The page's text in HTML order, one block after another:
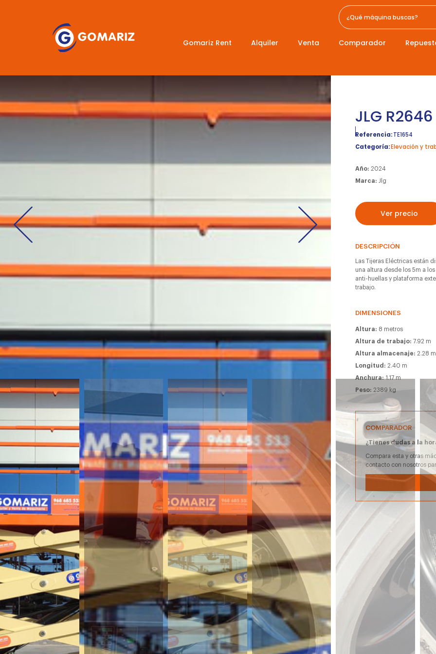
Gomariz Rent Alquiler Venta Comparador
JLG R2646
Referencia:TE1654
Categoría:Elevación y
Año:2024
Marca:Jlg
Ver precio
DESCRIPCIÓN
Las Tijeras Eléctricas están
una altura desde los 5m a
anti-huellas y plataforma
trabajo.
DIMENSIONES
Altura: 8 metros
Altura de trabajo: 7.92 m
Altura almacenaje:2.28 m
Longitud:2.40 m
Anchura:1.17 m
Peso:2389 kg
COMPARADOR
¿Tienes dudas a la
Compara esta y otras
contacto con nosotros